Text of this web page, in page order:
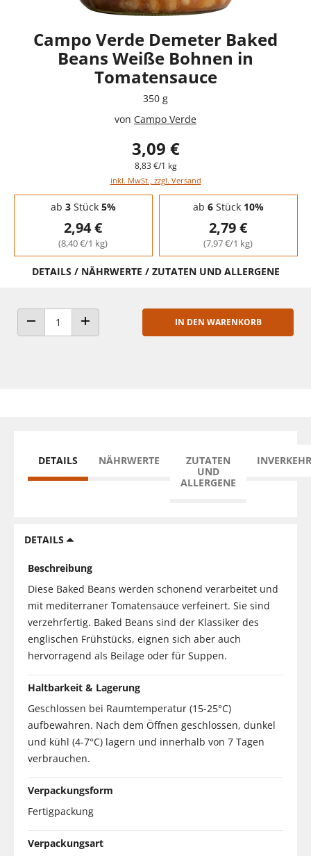
Campo Verde Demeter Baked
Beans Weiße Bohnen in
Tomatensauce
350 g
von Campo Verde
3,09 €
8,83 €/1 kg
inkl. MwSt., zzgl. Versand
Staffelpreise - Mengenrabatt
ab 3Stück 5%
2,94 €
(8,40 €/1 kg)
ab 6Stück 10%
2,79 €
(7,97 €/1 kg)
DETAILS / NÄHRWERTE / ZUTATEN UND ALLERGENE
ANZAHL VERRINGERNANZAHL ERHÖHEN
IN DEN WARENKORB
DETAILS NÄHRWERTE
ZUTATEN
UND
ALLERGENE
DETAILS
Beschreibung
Diese Baked Beans werden schonend verarbeitet und
mit mediterraner Tomatensauce verfeinert. Sie sind
verzehrfertig. Baked Beans sind der Klassiker des
englischen Frühstücks, eignen sich aber auch
hervorragend als Beilage oder für Suppen.
Haltbarkeit & Lagerung
Geschlossen bei Raumtemperatur (15-25°C)
aufbewahren. Nach dem Öffnen geschlossen, dunkel
und kühl (4-7°C) lagern und innerhalb von 7 Tagen
verbrauchen.
Verpackungsform
Fertigpackung
Verpackungsart